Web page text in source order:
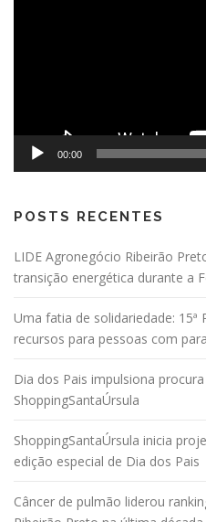
00:00
POSTS RECENTES
LIDE Agronegócio Ribeirão
transição energética durante a
Uma fatia de solidariedade: 15ª
recursos para pessoas com
Dia dos Pais impulsiona
ShoppingSantaÚrsula
ShoppingSantaÚrsula inicia
edição especial de Dia dos Pais
Câncer de pulmão liderou